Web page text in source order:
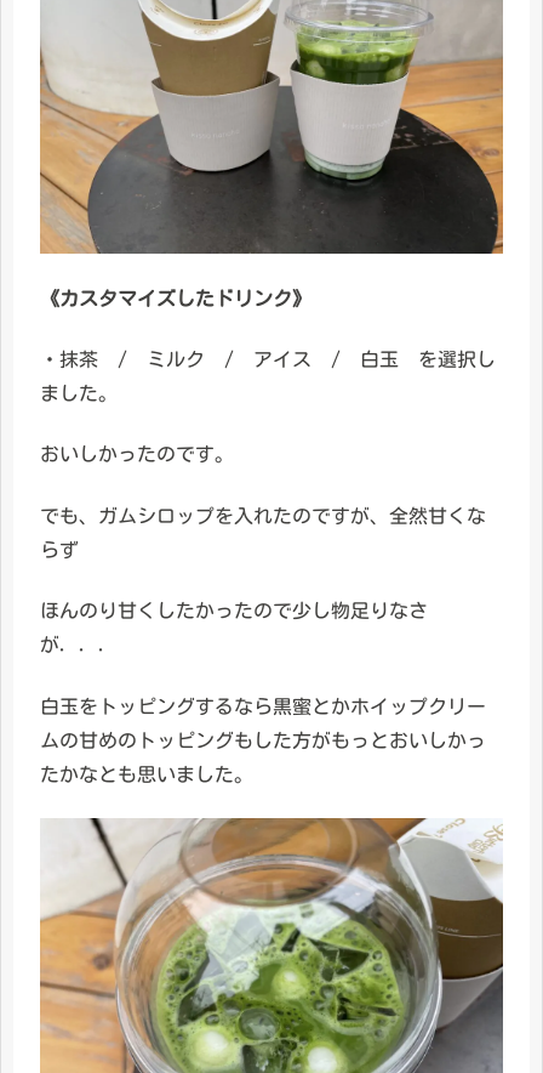
《カスタマイズしたドリンク》
・抹茶 / ミルク / アイス / 白玉 を選択し
ました。
おいしかったのです。
でも、ガムシロップを入れたのですが、全然甘くな
らず
ほんのり甘くしたかったので少し物足りなさ
が．．．
白玉をトッピングするなら黒蜜とかホイップクリー
ムの甘めのトッピングもした方がもっとおいしかっ
たかなとも思いました。